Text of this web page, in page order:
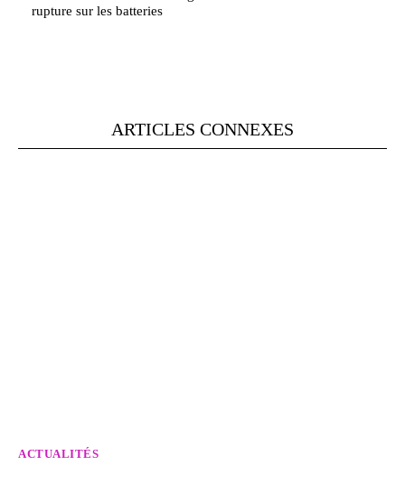
rupture sur les batteries
ARTICLES CONNEXES
ACTUALITÉS